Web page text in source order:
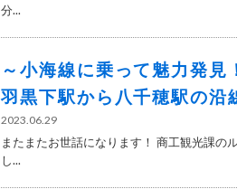
分...
～小海線に乗って魅力発見
羽黒下駅から八千穂駅の沿
2023.06.29
またまたお世話になります！ 商工観光課
し...